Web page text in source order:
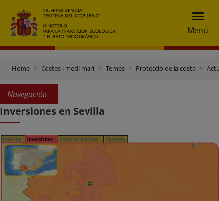
Menú
Home Costes i medi marí Temes Protecció de la costa
Navegación
Inversiones en Sevilla